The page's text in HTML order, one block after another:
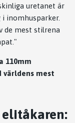
uretanet är
inomhusparker.
de mest stilrena
110mm
världens mest